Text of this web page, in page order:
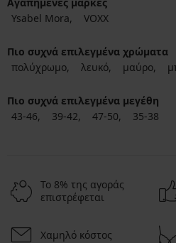
Ysabel Mora
VOXX
Πιο συχνά επιλεγμένα χρώματα
πολύχρωμο
λευκό μαύρο
Πιο συχνά επιλεγμένα μεγέθη
43-46
39-42 47-50 35-38
Το 8% της αγοράς
επιστρέφεται
Χαμηλό κόστος